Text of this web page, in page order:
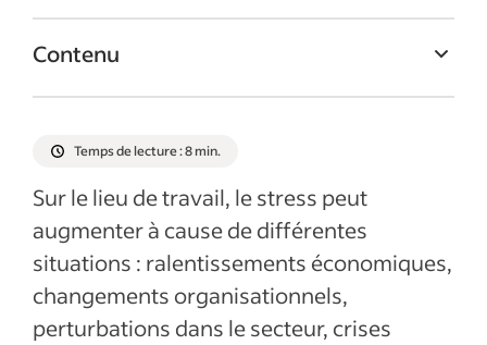
Contenu
Voici quelques conseils pour garder un état
5. Maintenez une routine
Articles récents
Temps de lecture : 8 min.
Sur le lieu de travail, le stress peut
augmenter à cause de différentes
situations : ralentissements économiques,
changements organisationnels,
perturbations dans le secteur, crises